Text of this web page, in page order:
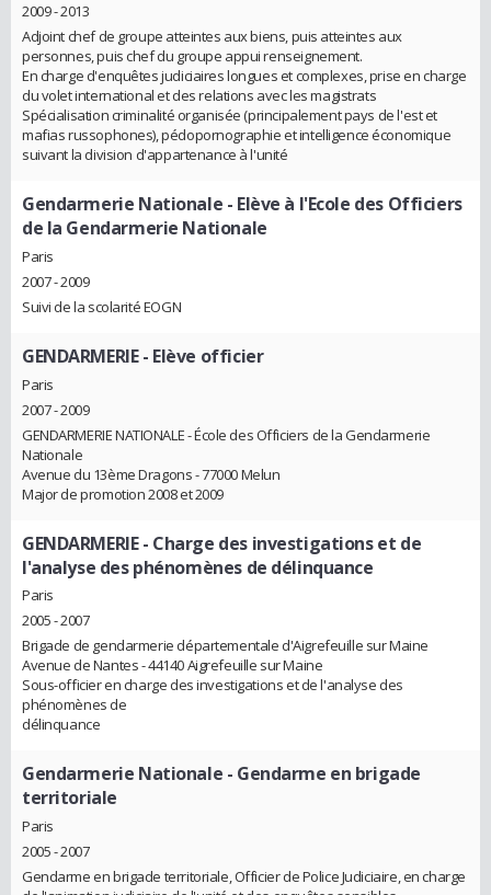
2009 - 2013
Adjoint chef de groupe atteintes aux biens, puis atteintes aux
personnes, puis chef du groupe appui renseignement.
En charge d'enquêtes judiciaires longues et complexes, prise en charge
du volet international et des relations avec les magistrats
Spécialisation criminalité organisée (principalement pays de l'est et
mafias russophones), pédopornographie et intelligence économique
suivant la division d'appartenance à l'unité
Gendarmerie Nationale - Elève à l'Ecole des Officiers
de la Gendarmerie Nationale
Paris
2007 - 2009
Suivi de la scolarité EOGN
GENDARMERIE- Elève officier
Paris
2007 - 2009
GENDARMERIE NATIONALE - École des Officiers de la Gendarmerie
Nationale
Avenue du 13ème Dragons - 77000 Melun
Major de promotion 2008 et 2009
GENDARMERIE- Charge des investigations et de
l'analyse des phénomènes de délinquance
Paris
2005 - 2007
Brigade de gendarmerie départementale d'Aigrefeuille sur Maine
Avenue de Nantes - 44140 Aigrefeuille sur Maine
Sous-officier en charge des investigations et de l'analyse des
phénomènes de
délinquance
Gendarmerie Nationale - Gendarme en brigade
territoriale
Paris
2005 - 2007
Gendarme en brigade territoriale, Officier de Police Judiciaire, en charge